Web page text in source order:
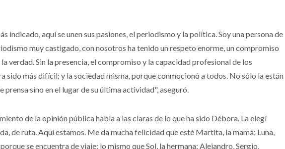
indicado, aquí se unen sus pasiones, el periodismo y la política. Soy una persona de
muy castigado, con nosotros ha tenido un respeto enorme, un compromiso
verdad. Sin la presencia, el compromiso y la capacidad profesional de los
sido más difícil; y la sociedad misma, porque conmocionó a todos. No sólo la están
prensa sino en el lugar de su última actividad", aseguró.
de la opinión pública habla a las claras de lo que ha sido Débora. La elegí
de ruta. Aquí estamos. Me da mucha felicidad que esté Martita, la mamá; Luna,
se encuentra de viaje; lo mismo que Sol, la hermana; Alejandro, Sergio,